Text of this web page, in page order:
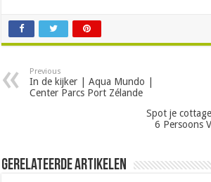
Previous
In de kijker | Aqua Mundo |
Center Parcs Port Zélande
Spot je
6 Persoons
Gerelateerde Artikelen